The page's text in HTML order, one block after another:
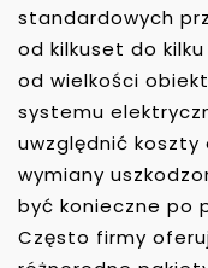
standardowych
od kilkuset do
od wielkości
systemu
uwzględnić
wymiany
być konieczne po
Często firmy